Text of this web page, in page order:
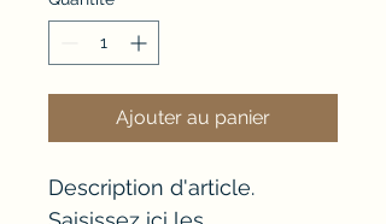
Ajouter au panier
Description d'article.